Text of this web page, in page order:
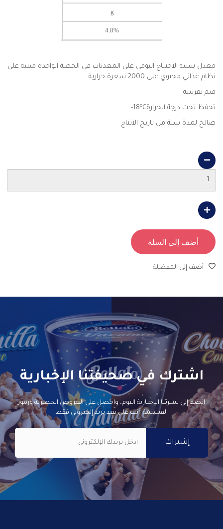
g
4.8%
معدل نسبة الاحتياج اليومي على المغذيات في الحصة الواحدة مبنية على
نظام غذائي محتوي على 2000 سعرة حرارية
قيم تقريبية
تحفظ تحت درجة الحرارة18 oC-
صالح لمدة سنة من تاريخ الانتاج
أضف إلى السلة
أضف إلى المفضلة
اشترك في صحيفتنا الإخبارية
انضم إلى نشرتنا الإخبارية اليوم، واحصل على العروض الحصرية ورموز
القسيمة. أنت على بعد بريد إلكتروني فقط